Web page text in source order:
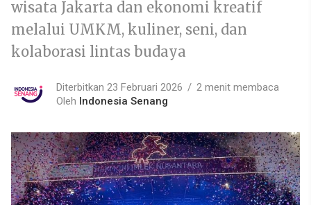
wisata Jakarta dan ekonomi kreatif
melalui UMKM, kuliner, seni, dan
kolaborasi lintas budaya
Diterbitkan 23 Februari 2026
2 menit membaca
Oleh Indonesia Senang